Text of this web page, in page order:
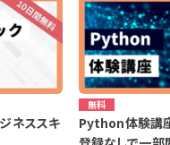
ネススキ
無料
Python体験講